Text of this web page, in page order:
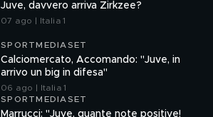
Juve, davvero arriva Zirkzee?
07 ago | Italia 1
SPORTMEDIASET
Calciomercato, Accomando: "Juve, in
arrivo un big in difesa"
06 ago | Italia 1
SPORTMEDIASET
Marrucci: "Juve, quante note positive!